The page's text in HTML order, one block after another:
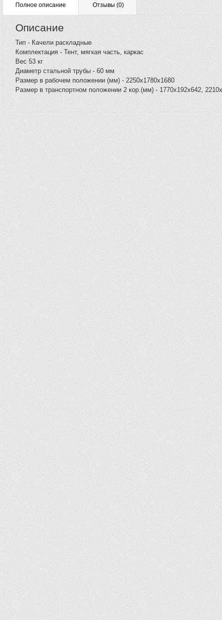
Полное описание Отзывы (0)
Описание
Тип - Качели раскладные
Комплектация - Тент, мягкая часть, каркас
Вес 53 кг
Диаметр стальной трубы - 60 мм
Размер в рабочем положении (мм) - 2250х1780х1680
Размер в транспортном положении 2 кор.(мм) - 1770х192x642,